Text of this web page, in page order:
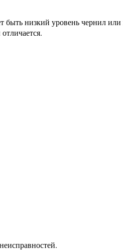
низкий уровень чернил